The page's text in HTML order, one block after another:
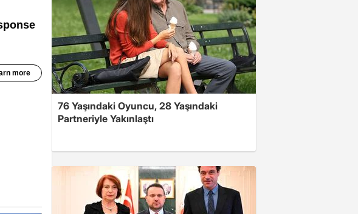
76 Yaşındaki Oyuncu, 28 Yaşındaki
Partneriyle Yakınlaştı